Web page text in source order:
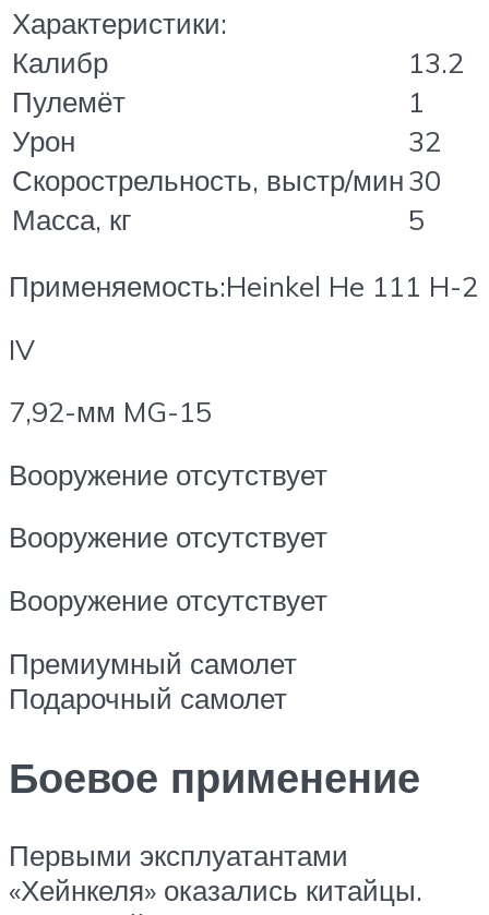
Характеристики:
Калибр
13.2
Пулемёт
1
Урон
32
Скорострельность, выстр/мин30
Масса, кг
5
Применяемость:Heinkel He 111 H-2
IV
7,92-мм MG-15
Вооружение отсутствует
Вооружение отсутствует
Вооружение отсутствует
Премиумный самолет
Подарочный самолет
Боевое применение
Первыми эксплуатантами
«Хейнкеля» оказались китайцы.